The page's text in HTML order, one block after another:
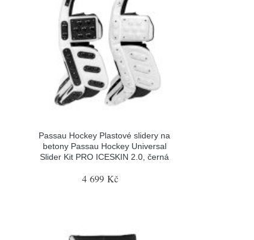
Passau Hockey Plastové slidery na
betony Passau Hockey Universal
Slider Kit PRO ICESKIN 2.0, černá
4 699 Kč